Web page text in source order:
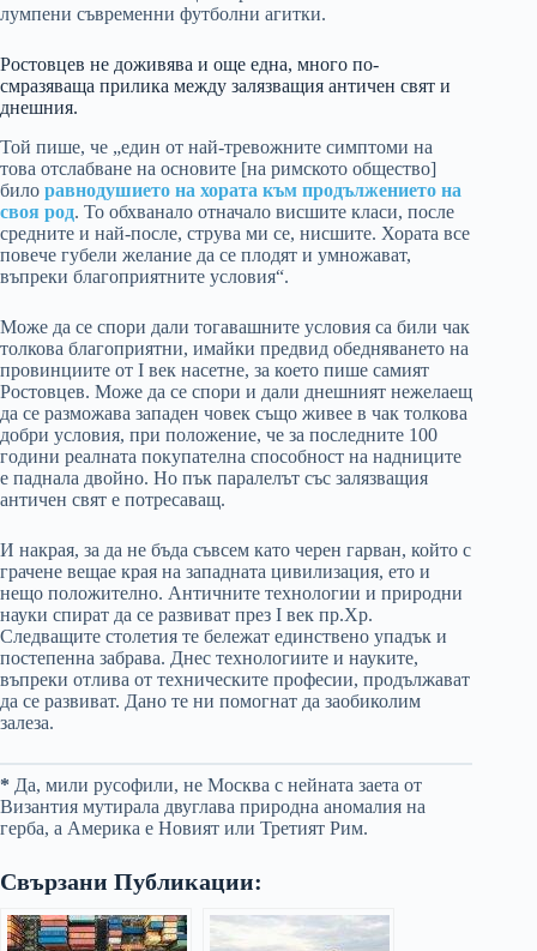
лумпени съвременни футболни агитки.
Ростовцев не доживява и още една, много по-
смразяваща прилика между залязващия античен свят и
днешния.
Той пише, че „един от най-тревожните симптоми на
това отслабване на основите [на римското общество]
било равнодушието на хората към продължението на
своя род. То обхванало отначало висшите класи, после
средните и най-после, струва ми се, нисшите. Хората все
повече губели желание да се плодят и умножават,
въпреки благоприятните условия“.
Може да се спори дали тогавашните условия са били чак
толкова благоприятни, имайки предвид обедняването на
провинциите от I век насетне, за което пише самият
Ростовцев. Може да се спори и дали днешният нежелаещ
да се разможава западен човек също живее в чак толкова
добри условия, при положение, че за последните 100
години реалната покупателна способност на надниците
е паднала двойно. Но пък паралелът със залязващия
античен свят е потресаващ.
И накрая, за да не бъда съвсем като черен гарван, който с
грачене вещае края на западната цивилизация, ето и
нещо положително. Античните технологии и природни
науки спират да се развиват през I век пр.Хр.
Следващите столетия те бележат единствено упадък и
постепенна забрава. Днес технологиите и науките,
въпреки отлива от техническите професии, продължават
да се развиват. Дано те ни помогнат да заобиколим
залеза.
* Да, мили русофили, не Москва с нейната заета от
Византия мутирала двуглава природна аномалия на
герба, а Америка е Новият или Третият Рим.
Свързани Публикации: